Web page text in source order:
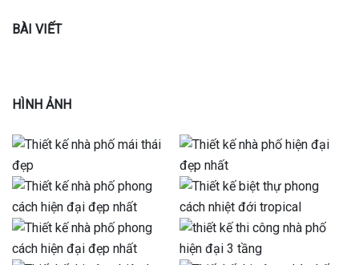
BÀI VIẾT
HÌNH ẢNH